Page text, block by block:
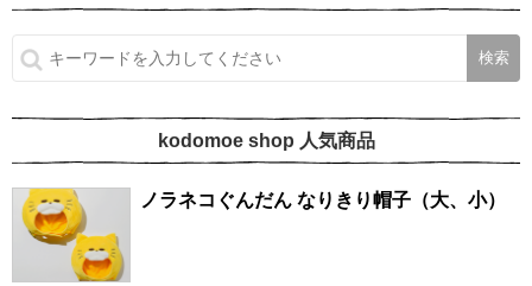
kodomoe shop 人気商品
ノラネコぐんだん なりきり帽子（大、小）